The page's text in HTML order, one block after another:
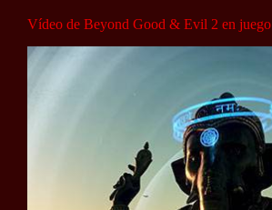
Vídeo de Beyond Good & Evil 2 en juego